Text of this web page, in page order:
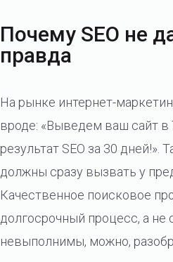
Почему SEO не
правда
На рынке интернет-
вроде: «Выведем ваш сайт в
результат SEO за 30
должны сразу вызвать у
Качественное поисковое
долгосрочный процесс, а не
невыполнимы, можно,